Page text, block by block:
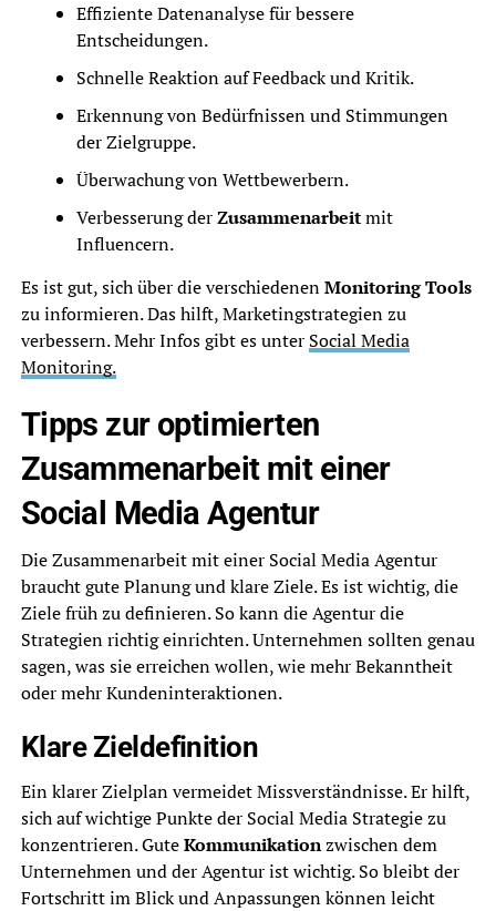
Effiziente Datenanalyse für bessere
Entscheidungen.
Schnelle Reaktion auf Feedback und Kritik.
Erkennung von Bedürfnissen und Stimmungen
der Zielgruppe.
Überwachung von Wettbewerbern.
Verbesserung derZusammenarbeitmit
Influencern.
Es ist gut, sich über die verschiedenenMonitoring Tools
zu informieren. Das hilft, Marketingstrategien zu
verbessern. Mehr Infos gibt es unter Social Media
Monitoring.
Tipps zur optimierten
Zusammenarbeit mit einer
Social Media Agentur
Die Zusammenarbeit mit einer Social Media Agentur
braucht gute Planung und klare Ziele. Es ist wichtig, die
Ziele früh zu definieren. So kann die Agentur die
Strategien richtig einrichten. Unternehmen sollten genau
sagen, was sie erreichen wollen, wie mehr Bekanntheit
oder mehr Kundeninteraktionen.
Klare Zieldefinition
Ein klarer Zielplan vermeidet Missverständnisse. Er hilft,
sich auf wichtige Punkte der Social Media Strategie zu
konzentrieren. GuteKommunikationzwischen dem
Unternehmen und der Agentur ist wichtig. So bleibt der
Fortschritt im Blick und Anpassungen können leicht